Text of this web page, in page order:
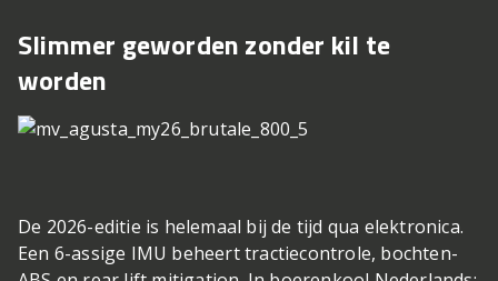
Slimmer geworden zonder kil te
worden
De 2026-editie is helemaal bij de tijd qua elektronica.
Een 6-assige IMU beheert tractiecontrole, bochten-